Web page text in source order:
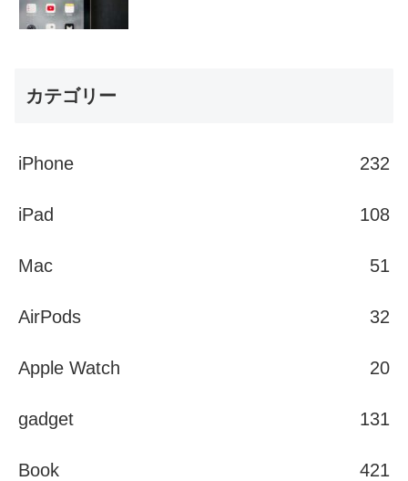
カテゴリー
iPhone 232
iPad 108
Mac 51
AirPods 32
Apple Watch 20
gadget 131
Book 421